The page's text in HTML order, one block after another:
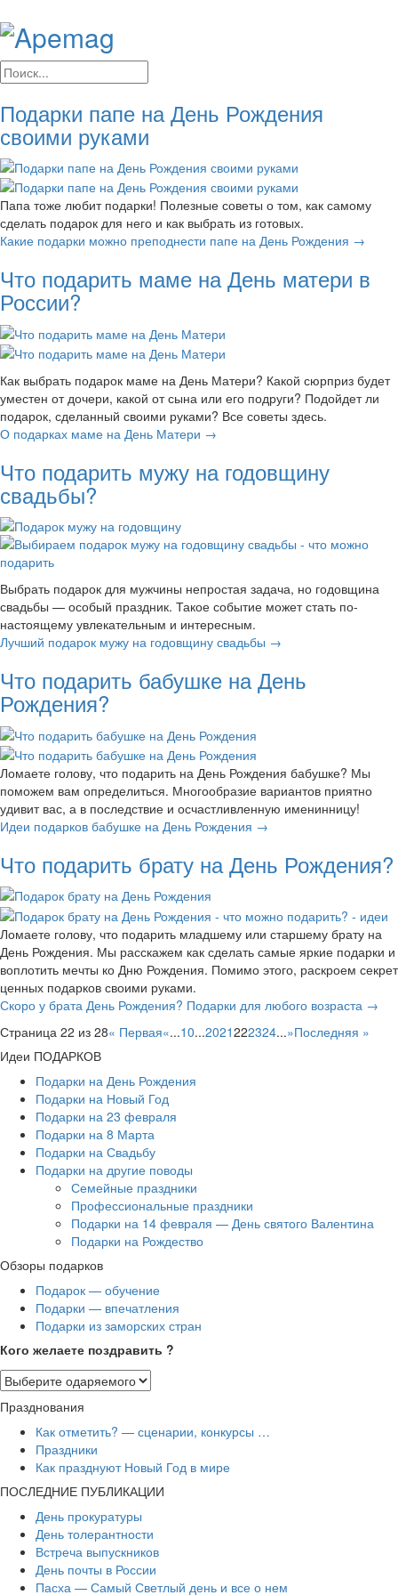
Подарки папе на День Рождения
своими руками
Папа тоже любит подарки! Полезные советы о том, как самому
сделать подарок для него и как выбрать из готовых.
Какие подарки можно преподнести папе на День Рождения →
Что подарить маме на День матери в
России?
Как выбрать подарок маме на День Матери? Какой сюрприз будет
уместен от дочери, какой от сына или его подруги? Подойдет ли
подарок, сделанный своими руками? Все советы здесь.
О подарках маме на День Матери →
Что подарить мужу на годовщину
свадьбы?
Выбрать подарок для мужчины непростая задача, но годовщина
свадьбы — особый праздник. Такое событие может стать по-
настоящему увлекательным и интересным.
Лучший подарок мужу на годовщину свадьбы →
Что подарить бабушке на День
Рождения?
Ломаете голову, что подарить на День Рождения бабушке? Мы
поможем вам определиться. Многообразие вариантов приятно
удивит вас, а в последствие и осчастливленную именинницу!
Идеи подарков бабушке на День Рождения →
Что подарить брату на День Рождения?
Ломаете голову, что подарить младшему или старшему брату на
День Рождения. Мы расскажем как сделать самые яркие подарки и
воплотить мечты ко Дню Рождения. Помимо этого, раскроем секрет
ценных подарков своими руками.
Скоро у брата День Рождения? Подарки для любого возраста →
Страница 22 из 28« Первая«...10...2021222324...»Последняя »
Идеи ПОДАРКОВ
Подарки на День Рождения
Подарки на Новый Год
Подарки на 23 февраля
Подарки на 8 Марта
Подарки на Свадьбу
Подарки на другие поводы
Семейные праздники
Профессиональные праздники
Подарки на 14 февраля — День святого Валентина
Подарки на Рождество
Обзоры подарков
Подарок — обучение
Подарки — впечатления
Подарки из заморских стран
Кого желаете поздравить ?
Празднования
Как отметить? — сценарии, конкурсы …
Праздники
Как празднуют Новый Год в мире
ПОСЛЕДНИЕ ПУБЛИКАЦИИ
День прокуратуры
День толерантности
Встреча выпускников
День почты в России
Пасха — Самый Светлый день и все о нем